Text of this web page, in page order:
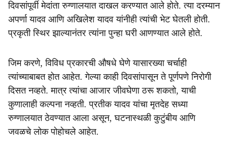
दिवसांपूर्वी मेदांता रुग्णालयात दाखल करण्यात आले होते. त्या दरम्यान
अपर्णा यादव आणि अखिलेश यादव यांनीही त्यांची भेट घेतली होती.
प्रकृती स्थिर झाल्यानंतर त्यांना पुन्हा घरी आणण्यात आले होते.
जिम करणे, विविध प्रकारची औषधे घेणे यासारख्या चर्चाही
त्यांच्याबाबत होत आहेत. गेल्या काही दिवसांपासून ते पूर्णपणे निरोगी
दिसत नव्हते. मात्र त्यांचा आजार जीवघेणा ठरू शकतो, याची
कुणालाही कल्पना नव्हती. प्रतीक यादव यांचा मृतदेह सध्या
रुग्णालयात ठेवण्यात आला असून, घटनास्थळी कुटुंबीय आणि
जवळचे लोक पोहोचले आहेत.